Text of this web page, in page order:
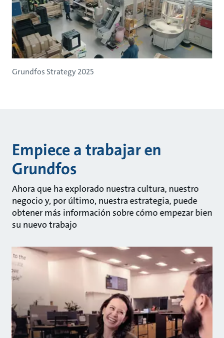
Grundfos Strategy 2025
Empiece a trabajar en
Grundfos
Ahora que ha explorado nuestra cultura, nuestro
negocio y, por último, nuestra estrategia, puede
obtener más información sobre cómo empezar bien
su nuevo trabajo